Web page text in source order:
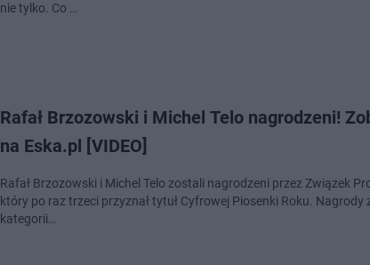
nie tylko. Co …
Rafał Brzozowski i Michel Telo nagrodzeni!
na Eska.pl [VIDEO]
Rafał Brzozowski i Michel Telo zostali nagrodzeni przez Związek
który po raz trzeci przyznał tytuł Cyfrowej Piosenki Roku. Nagrody
kategorii…